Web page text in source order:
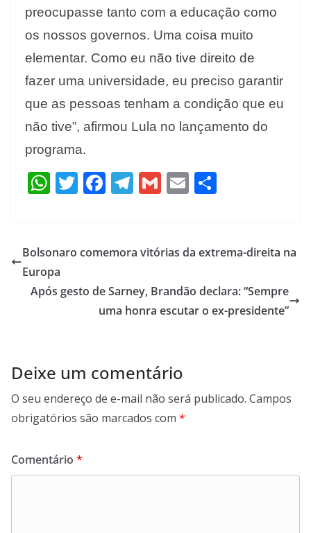
preocupasse tanto com a educação como
os nossos governos. Uma coisa muito
elementar. Como eu não tive direito de
fazer uma universidade, eu preciso garantir
que as pessoas tenham a condição que eu
não tive”, afirmou Lula no lançamento do
programa.
W
s
A
p
T
er
F
b
o
k
T
gr
m
G
l
E
l e
Bolsonaro comemora vitórias da extrema-direita na
Europa
Após gesto de Sarney, Brandão declara: “Sempre
uma honra escutar o ex-presidente”
Deixe um comentário
O seu endereço de e-mail não será publicado. Campos
obrigatórios são marcados com *
Comentário *